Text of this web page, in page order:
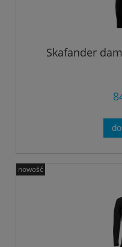
Skafander
nowość